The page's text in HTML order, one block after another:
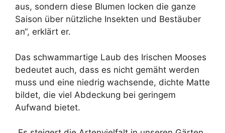
aus, sondern diese Blumen locken die ganze
Saison über nützliche Insekten und Bestäuber
an“, erklärt er.
Das schwammartige Laub des Irischen Mooses
bedeutet auch, dass es nicht gemäht werden
muss und eine niedrig wachsende, dichte Matte
bildet, die viel Abdeckung bei geringem
Aufwand bietet.